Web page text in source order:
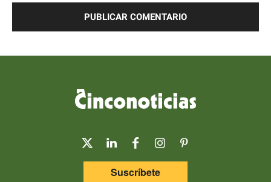
Suscríbete